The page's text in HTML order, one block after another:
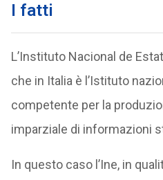
I fatti
L’Instituto Nacional de
che in Italia è l’Istituto
competente per la
imparziale di informazioni
In questo caso l’Ine, in